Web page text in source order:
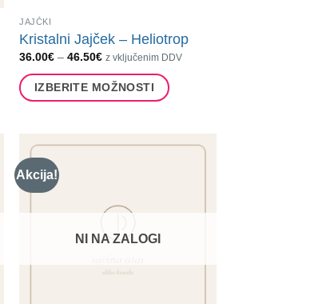
JAJČKI
Kristalni Jajček – Heliotrop
36.00€ – 46.50€Cenovni
od
36.00€
do
z vključenim DDV
IZBERITE MOŽNOSTI
ima
več
različic.
Akcija!
NI NA ZALOGI